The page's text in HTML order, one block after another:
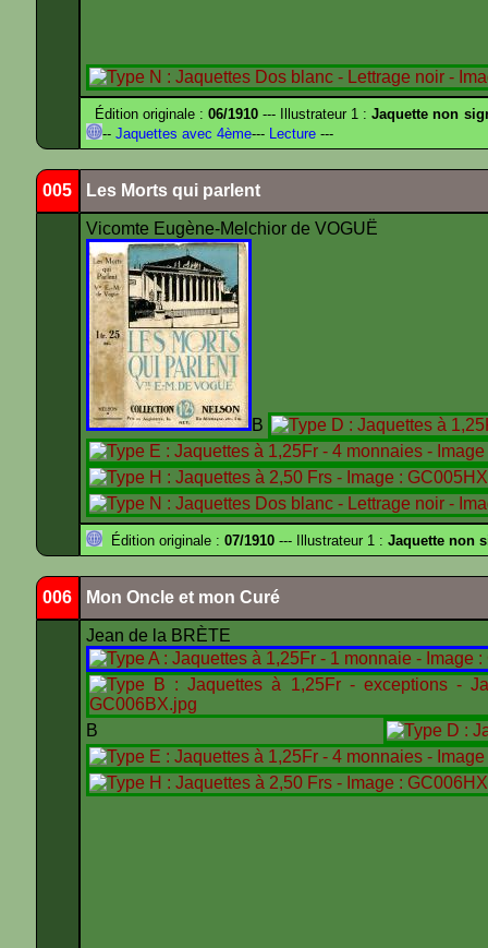
Édition originale :06/1910 --- Illustrateur 1 :Jaquette non
-- Jaquettes avec 4ème--- Lecture ---
005 Les Morts qui parlent
Vicomte Eugène-Melchior de VOGUË
B
Édition originale : 07/1910 --- Illustrateur 1 : Jaquette non
006 Mon Oncle et mon Curé
Jean de la BRÈTE
B